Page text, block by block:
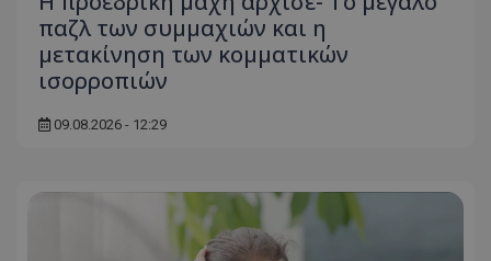
παζλ των συμμαχιών και η
μετακίνηση των κομματικών
ισορροπιών
09.08.2026 - 12:29